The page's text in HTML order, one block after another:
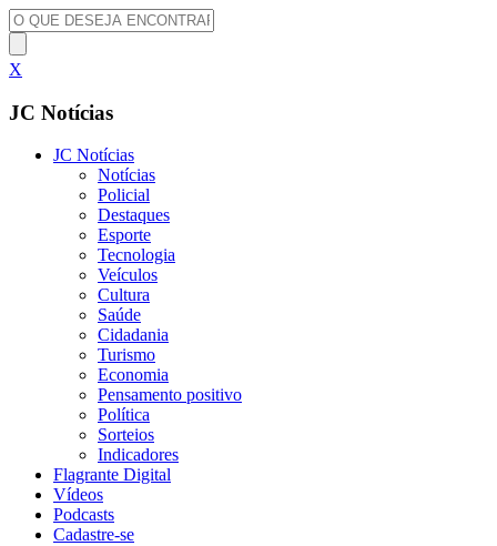
X
JC Notícias
JC Notícias
Notícias
Policial
Destaques
Esporte
Tecnologia
Veículos
Cultura
Saúde
Cidadania
Turismo
Economia
Pensamento positivo
Política
Sorteios
Indicadores
Flagrante Digital
Vídeos
Podcasts
Cadastre-se